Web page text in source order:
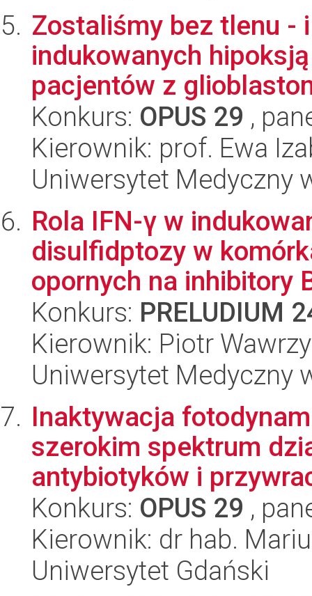
Zostaliśmy bez tlenu -
indukowanych
pacjentów z
Konkurs: OPUS 29 ,
Kierownik: prof. Ewa
Uniwersytet Medyczny
Rola IFN-γ w
disulfidptozy w
opornych na inhibitory
Konkurs: PRELUDIUM
Kierownik: Piotr
Uniwersytet Medyczny
Inaktywacja
szerokim spektrum
antybiotyków i
Konkurs: OPUS 29 ,
Kierownik: dr hab.
Uniwersytet Gdański